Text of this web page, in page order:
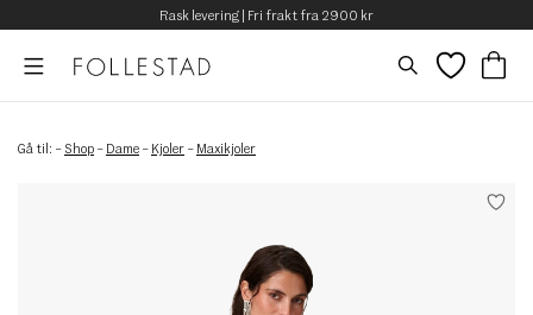
Rask levering | Fri frakt fra 2900 kr
Gå til: – Shop – Dame – Kjoler – Maxikjoler